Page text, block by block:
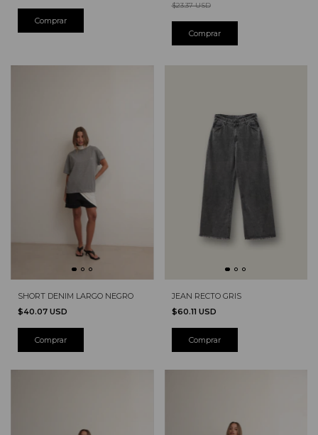
Comprar
$23.37 USD
SHORT DENIM LARGO NEGRO
$40.07 USD
Comprar
JEAN RECTO GRIS
$60.11 USD
Comprar